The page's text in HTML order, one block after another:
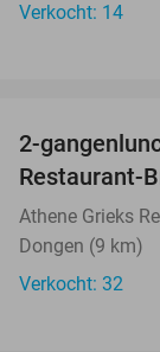
Verkocht: 14
NEW
TODAY
2-
Restaurant-
Athene Grieks
Dongen (9 km)
Verkocht: 32